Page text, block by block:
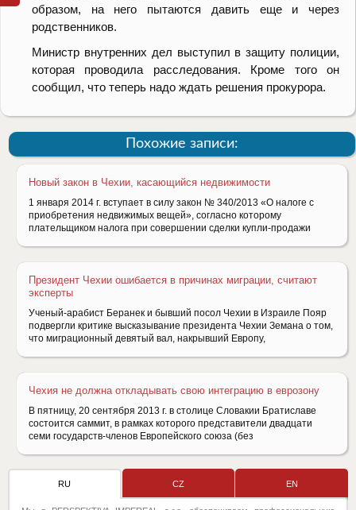
образом, на него пытаются давить еще и через
родственников.
Министр внутренних дел выступил в защиту полиции,
которая проводила расследования. Кроме того он
сообщил, что теперь надо ждать решения прокурора.
Похожие записи:
Новый закон в Чехии, касающийся недвижимости
1 января 2014 г. вступает в силу закон № 340/2013 «О налоге с
приобретения недвижимых вещей», согласно которому
плательщиком налога при совершении сделки купли-продажи
Президент Чехии ошибается в причинах миграции, считают
эксперты
Ученый-арабист Беранек и бывший посол Чехии в Израиле Пояр
подвергли критике высказывание президента Чехии Земана о том,
что миграционный девятый вал, накрывший Европу,
Чехия не должна откладывать свою интеграцию в еврозону
В пятницу, 20 сентября 2013 г. в столице Словакии Братиславе
состоится саммит, в рамках которого представители двадцати
семи государств-членов Европейского союза (без
RU CZ EN